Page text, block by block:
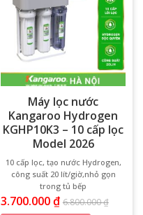
Máy lọc nước
Kangaroo Hydrogen
KGHP10K3 – 10 cấp lọc
Model 2026
10 cấp lọc, tạo nước Hydrogen,
công suất 20 lít/giờ,nhỏ gọn
trong tủ bếp
3.700.000₫ 6.800.000₫